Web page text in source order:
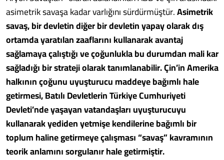
asimetrik savaşa kadar varlığını sürdürmüştür.Asimetrik
savaş, bir devletin diğer bir devletin yapay olarak dış
ortamda yaratılan zaaflarını kullanarak avantaj
sağlamaya çalıştığı ve çoğunlukla bu durumdan mali kar
sağladığı bir strateji olarak tanımlanabilir. Çin’in Amerika
halkının çoğunu uyuşturucu maddeye bağımlı hale
getirmesi, Batılı Devletlerin Türkiye Cumhuriyeti
Devleti’nde yaşayan vatandaşları uyuşturucuyu
kullanarak yediden yetmişe kendilerine bağımlı bir
toplum haline getirmeye çalışması “savaş” kavramının
teorik anlamını sorgulanır hale getirmiştir.